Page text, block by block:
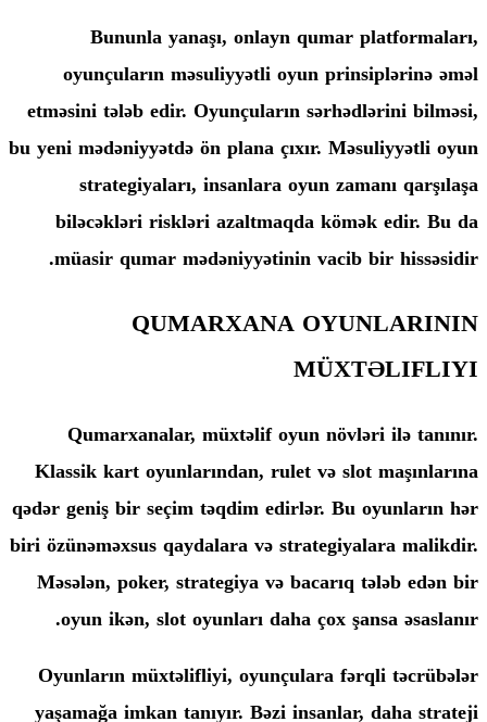
Bununla yanaşı, onlayn
oyunçuların məsuliyyətli oyun
etməsini tələb edir. Oyunçuların
bu yeni mədəniyyətdə ön plana çıxır.
strategiyaları, insanlara oyun
biləcəkləri riskləri azaltmaqda
müasir qumar mədəniyyətinin
QUMARXANA
Qumarxanalar, müxtəlif oyun
Klassik kart oyunlarından, rulet və
qədər geniş bir seçim təqdim edirlər.
biri özünəməxsus qaydalara və
Məsələn, poker, strategiya və
oyun ikən, slot oyunları daha çox
Oyunların müxtəlifliyi, oyunçulara
yaşamağa imkan tanıyır. Bəzi